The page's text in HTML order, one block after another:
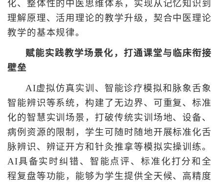
化、整体性的中医思维体系，实现从记忆知识到
理解原理、活用理论的教学升级，契合中医理论
教学的基本规律。
赋能实践教学场景化，打通课堂与临床衔接
壁垒
AI虚拟仿真实训、智能诊疗模拟和脉象舌象
智能辨识等系统，构建了无边界、可重复、标准
化的智慧实训场景，打破传统实训场地、设备、
病例资源的限制，学生可随时随地开展标准化舌
脉辨识、辨证开方和针灸推拿等模拟实操训练。
AI具备实时纠错、智能点评、标准化打分和全
程复盘等功能，能够为学生提供全天候、高精度